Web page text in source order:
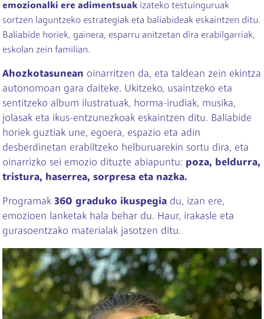
emozionalki ere adimentsuak izateko testuinguruak
sortzen laguntzeko estrategiak eta baliabideak eskaintzen ditu.
Baliabide horiek, gainera, esparru anitzetan dira erabilgarriak,
eskolan zein familian.
Ahozkotasunean oinarritzen da, eta taldean zein ekintza
autonomoan gara daiteke. Ukitzeko, usaintzeko eta
sentitzeko album ilustratuak, horma-irudiak, musika,
jolasak eta ikus-entzunezkoak eskaintzen ditu. Baliabide
horiek guztiak une, egoera, espazio eta adin
desberdinetan erabiltzeko helburuarekin sortu dira, eta
oinarrizko sei emozio dituzte abiapuntu: poza, beldurra,
tristura, haserrea, sorpresa eta nazka.
Programak 360 graduko ikuspegia du, izan ere,
emozioen lanketak hala behar du. Haur, irakasle eta
gurasoentzako materialak jasotzen ditu.